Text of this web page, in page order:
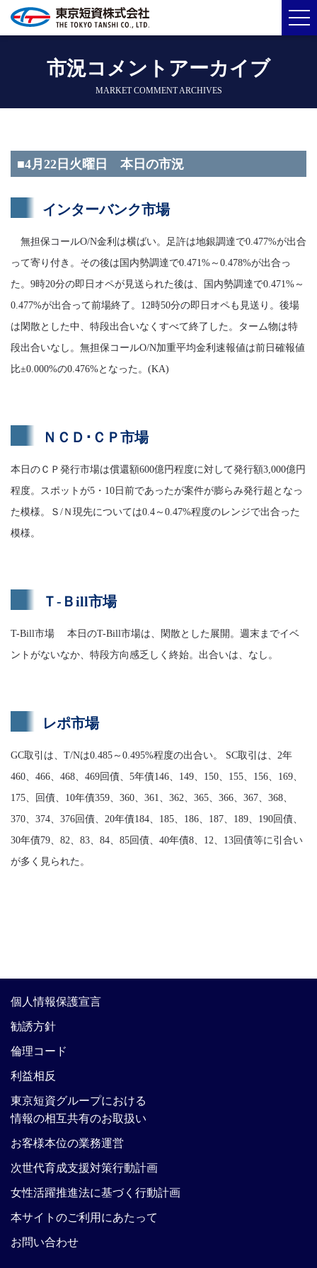
市況コメントアーカイブ
MARKET COMMENT ARCHIVES
■4月22日火曜日 本日の市況
インターバンク市場
無担保コールO/N金利は横ばい。足許は地銀調達で0.477%が出合
って寄り付き。その後は国内勢調達で0.471%～0.478%が出合っ
た。9時20分の即日オペが見送られた後は、国内勢調達で0.471%～
0.477%が出合って前場終了。12時50分の即日オペも見送り。後場
は閑散とした中、特段出合いなくすべて終了した。ターム物は特
段出合いなし。無担保コールO/N加重平均金利速報値は前日確報値
比±0.000%の0.476%となった。(KA)
ＮＣＤ･ＣＰ市場
本日のＣＰ発行市場は償還額600億円程度に対して発行額3,000億円
程度。スポットが5・10日前であったが案件が膨らみ発行超となっ
た模様。Ｓ/Ｎ現先については0.4～0.47%程度のレンジで出合った
模様。
Ｔ-Ｂill市場
T-Bill市場 本日のT-Bill市場は、閑散とした展開。週末までイベ
ントがないなか、特段方向感乏しく終始。出合いは、なし。
レポ市場
GC取引は、T/Nは0.485～0.495%程度の出合い。 SC取引は、2年
460、466、468、469回債、5年債146、149、150、155、156、169、
175、回債、10年債359、360、361、362、365、366、367、368、
370、374、376回債、20年債184、185、186、187、189、190回債、
30年債79、82、83、84、85回債、40年債8、12、13回債等に引合い
が多く見られた。
個人情報保護宣言
勧誘方針
倫理コード
利益相反
東京短資グループにおける
情報の相互共有のお取扱い
お客様本位の業務運営
次世代育成支援対策行動計画
女性活躍推進法に基づく行動計画
本サイトのご利用にあたって
お問い合わせ